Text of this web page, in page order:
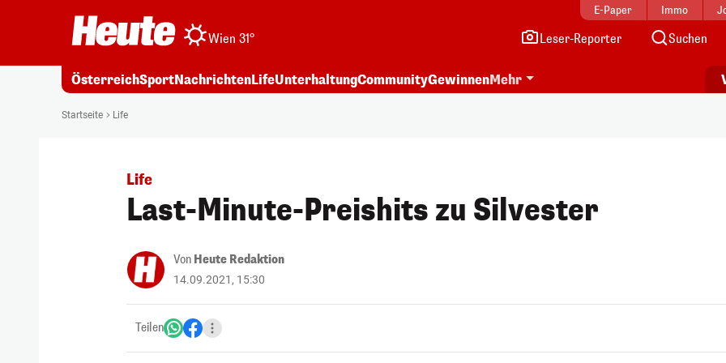
E-Paper Immo
Wien 31° Leser-Reporter Suchen
ÖsterreichSportNachrichtenLifeUnterhaltungCommunityGewinnenMehr
Startseite Life
Life
Last-Minute-Preishits zu Silvester
Von Heute Redaktion
14.09.2021, 15:30
Teilen